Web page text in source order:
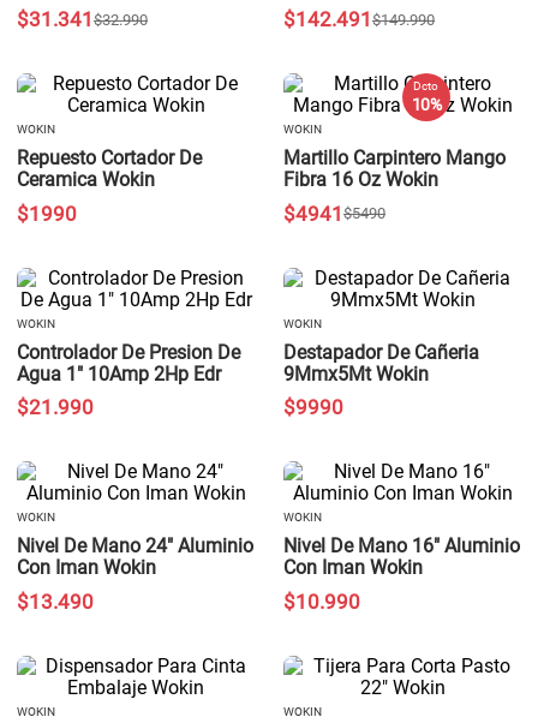
$32.990
$31 .341 $149.990
$142.491
WOKIN
Repuesto Cortador De
Ceramica Wokin
$1990
Dcto
10 %
WOKIN
Martillo Carpintero Mango
Fibra 16 Oz Wokin
$5490
$4941
WOKIN
Controlador De Presion De
Agua 1" 10Amp 2Hp Edr
$21 .990
WOKIN
Destapador De Cañeria
9Mmx5Mt Wokin
$9990
WOKIN
Nivel De Mano 24" Aluminio
Con Iman Wokin
$13.490
WOKIN
Nivel De Mano 16" Aluminio
Con Iman Wokin
$10.990
WOKIN WOKIN